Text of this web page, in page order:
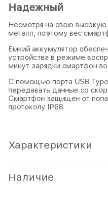
Надежный
Несмотря на свою высокую
металл, поэтому вес
Емкий аккумулятор
устройства в режиме
минут зарядки смартфон
С помощью порта USB
передавать данные со
Смартфон защищен от
протоколу IP68.
Характеристики
Наличие